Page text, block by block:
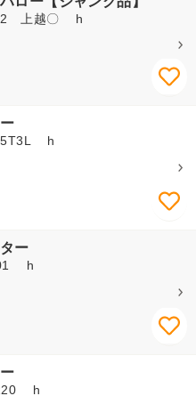
上越〇 h
h
ー
h
h